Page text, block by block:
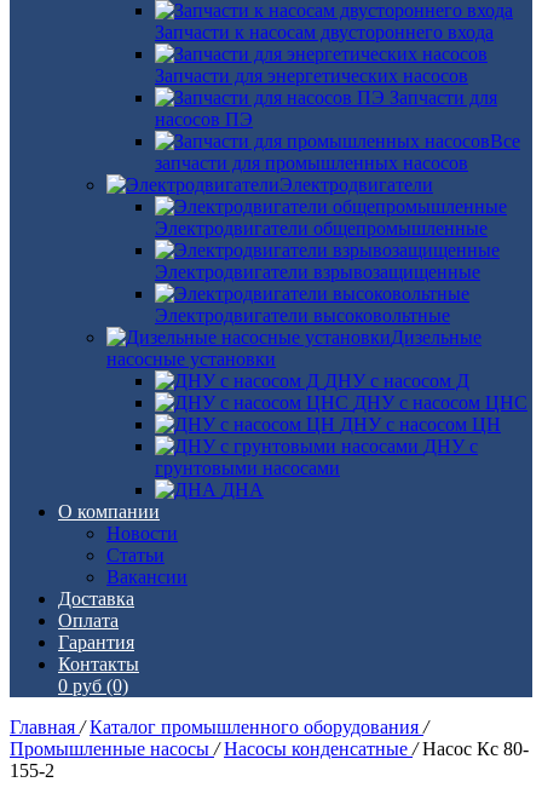
Запчасти к насосам двустороннего входа
Запчасти для энергетических насосов
Запчасти для
насосов ПЭ
Все
запчасти для промышленных насосов
Электродвигатели
Электродвигатели общепромышленные
Электродвигатели взрывозащищенные
Электродвигатели высоковольтные
Дизельные
насосные установки
ДНУ с насосом Д
ДНУ с насосом ЦНС
ДНУ с насосом ЦН
ДНУ с
грунтовыми насосами
ДНА
О компании
Новости
Статьи
Вакансии
Доставка
Оплата
Гарантия
Контакты
0 руб (0)
Главная / Каталог промышленного оборудования /
Промышленные насосы / Насосы конденсатные / Насос Кс 80-
155-2